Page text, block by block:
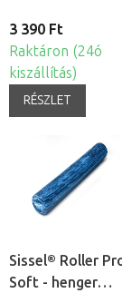
3 390 Ft
Raktáron (24ó
kiszállítás)
RÉSZLET
Sissel® Roller
Soft - henger